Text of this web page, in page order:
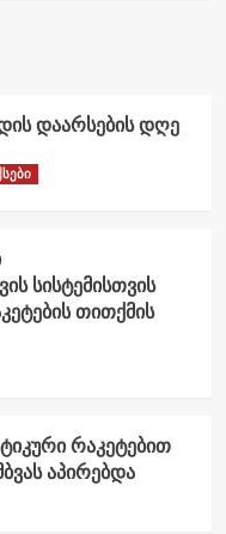
დაარსების დღე
სისტემისთვის
თითქმის
რაკეტებით
აპირებდა